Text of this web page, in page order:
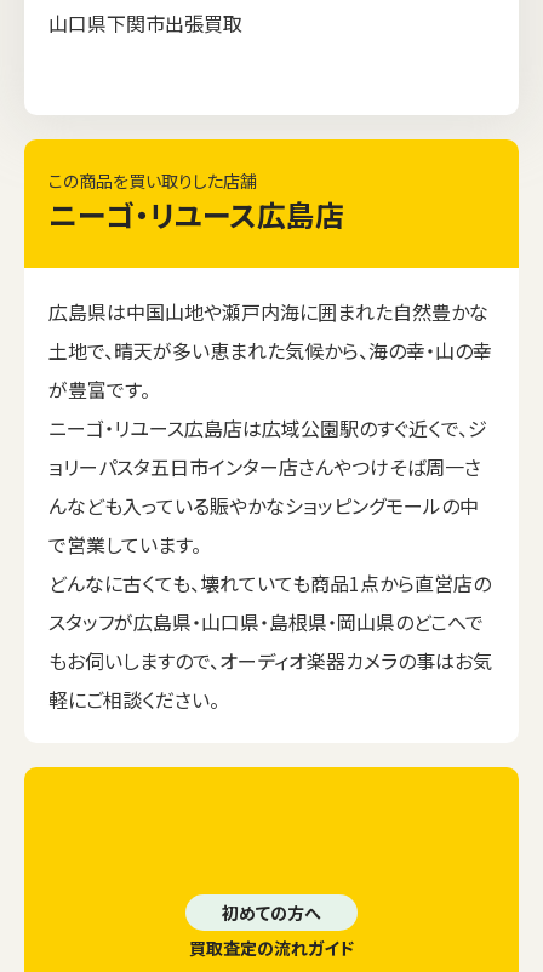
山口県下関市出張買取
この商品を買い取りした店舗
ニーゴ・リユース広島店
広島県は中国山地や瀬戸内海に囲まれた自然豊かな
土地で、晴天が多い恵まれた気候から、海の幸・山の幸
が豊富です。
ニーゴ・リユース広島店は広域公園駅のすぐ近くで、ジ
ョリーパスタ五日市インター店さんやつけそば周一さ
んなども入っている賑やかなショッピングモールの中
で営業しています。
どんなに古くても、壊れていても商品1点から直営店の
スタッフが広島県・山口県・島根県・岡山県のどこへで
もお伺いしますので、オーディオ楽器カメラの事はお気
軽にご相談ください。
初めての方へ
買取査定の流れガイド